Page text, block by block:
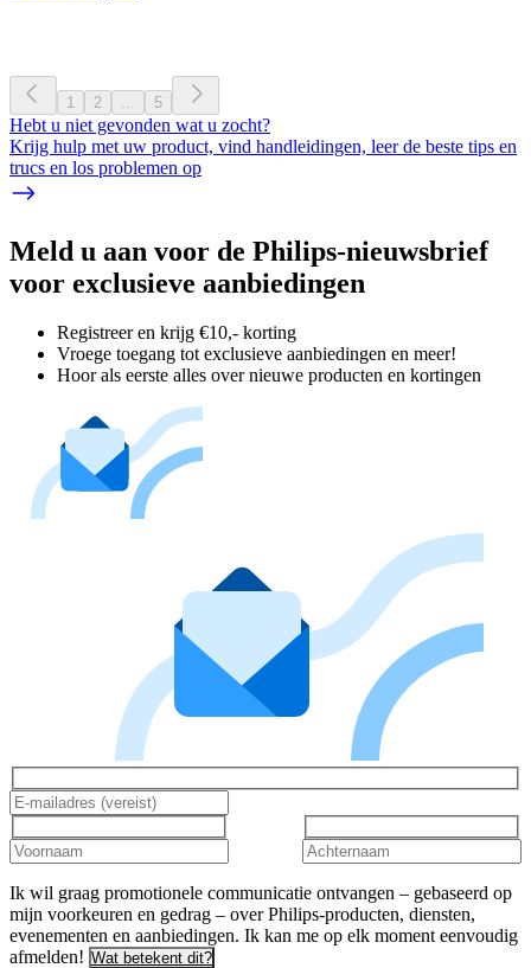
1 2 5
Hebt u niet gevonden wat u zocht?
Krijg hulp met uw product, vind handleidingen, leer de beste tips en
trucs en los problemen op
Meld u aan voor de Philips-nieuwsbrief
voor exclusieve aanbiedingen
Registreer en krijg €10,- korting
Vroege toegang tot exclusieve aanbiedingen en meer!
Hoor als eerste alles over nieuwe producten en kortingen
Ik wil graag promotionele communicatie ontvangen – gebaseerd op
mijn voorkeuren en gedrag – over Philips-producten, diensten,
evenementen en aanbiedingen. Ik kan me op elk moment eenvoudig
afmelden! Wat betekent dit?